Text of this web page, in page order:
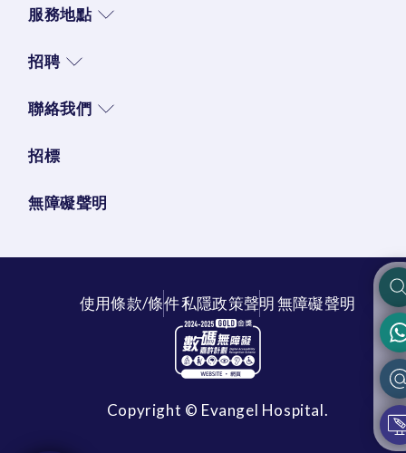
服務地點
招聘
聯絡我們
招標
無障礙聲明
使用條款/條件私隱政策聲明無障礙聲明
Copyright © Evangel Hospital.